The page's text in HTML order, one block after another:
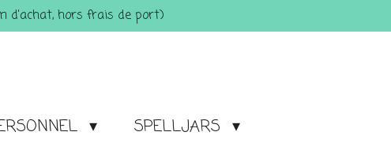
d'achat, hors frais de port)
SPELLJARS